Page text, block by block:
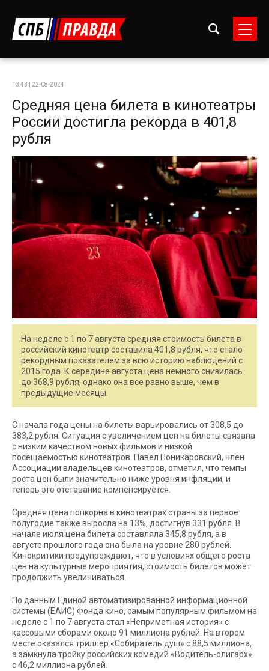
13:43 | 22-08-2024
Средняя цена билета в кинотеатры
России достигла рекорда в 401,8
рубля
На неделе с 1 по 7 августа средняя стоимость билета в
российский кинотеатр составила 401,8 рубля, что стало
рекордным показателем за всю историю наблюдений с
2015 года. К середине августа цена немного снизилась
до 368,9 рубля, однако она все равно выше, чем в
предыдущие месяцы.
С начала года цены на билеты варьировались от 308,5 до
383,2 рубля. Ситуация с увеличением цен на билеты связана
с низким качеством новых фильмов и низкой
посещаемостью кинотеатров. Павел Поникаровский, член
Ассоциации владельцев кинотеатров, отметил, что темпы
роста цен были значительно ниже уровня инфляции, и
теперь это отставание компенсируется.
Средняя цена попкорна в кинотеатрах страны за первое
полугодие также выросла на 13%, достигнув 331 рубля. В
начале июля цена билета составляла 345,8 рубля, а в
августе прошлого года она была на уровне 280 рублей.
Кинокритики предупреждают, что в условиях общего роста
цен на культурные мероприятия, стоимость билетов может
продолжить увеличиваться.
По данным Единой автоматизированной информационной
системы (ЕАИС) Фонда кино, самым популярным фильмом на
неделе с 1 по 7 августа стал «Неприметная история» с
кассовыми сборами около 91 миллиона рублей. На втором
месте оказался триллер «Собиратель душ» с 88,5 миллиона,
а замкнула тройку российских комедий «Водитель-олигарх»
с 46,2 миллиона рублей.